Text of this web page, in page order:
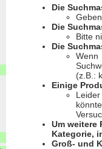
Die
Die
Bitte
Die
(z.B.:
Einige
Um weitere
Kategorie,
Groß- und